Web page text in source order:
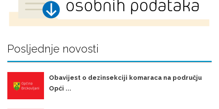
Posljednje novosti
Obavijest o dezinsekciji komaraca na području
Opći ...